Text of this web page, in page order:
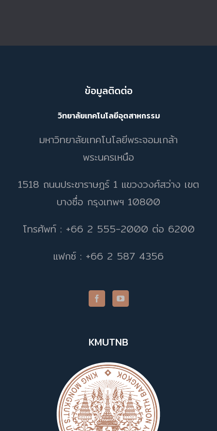
ข้อมูลติดต่อ
วิทยาลัยเทคโนโลยีอุตสาหกรรม
มหาวิทยาลัยเทคโนโลยีพระจอมเกล้า
พระนครเหนือ
1518 ถนนประชาราษฎร์ 1 แขวงวงศ์สว่าง เขต
บางซื่อ กรุงเทพฯ 10800
โทรศัพท์ : +66 2 555-2000 ต่อ 6200
แฟกซ์ : +66 2 587 4356
KMUTNB